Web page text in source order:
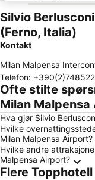
Silvio
(Ferno, Italia)
Kontakt
Milan Malpensa
Telefon:
Ofte stilte
Milan
Hva gjør Silvio
Hvilke
Milan Malpensa Airport?
Hvilke andre
Malpensa Airport?
Flere Topphotell